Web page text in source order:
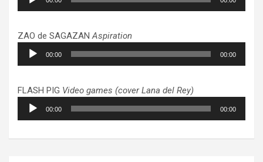
audio
ZAO de SAGAZANAspiration
Lecteur
audio
00:00 00:00
FLASH PIG Video games (cover Lana del Rey)
Lecteur
audio
00:00 00:00